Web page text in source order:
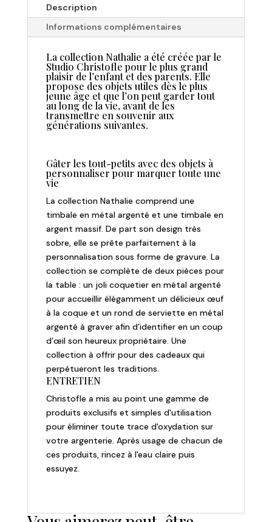
Timbale
Nathalie
métal
argenté
Description
Informations complémentaires
La collection Nathalie a été créée par le
Studio Christofle pour le plus grand
plaisir de l’enfant et des parents. Elle
propose des objets utiles dès le plus
jeune âge et que l’on peut garder tout
au long de la vie, avant de les
transmettre en souvenir aux
générations suivantes.
Gâter les tout-petits avec des objets à
personnaliser pour marquer toute une
vie
La collection Nathalie comprend une
timbale en métal argenté et une timbale en
argent massif. De part son design très
sobre, elle se prête parfaitement à la
personnalisation sous forme de gravure. La
collection se complète de deux pièces pour
la table : un joli coquetier en métal argenté
pour accueillir élégamment un délicieux œuf
à la coque et un rond de serviette en métal
argenté à graver afin d’identifier en un coup
d’œil son heureux propriétaire. Une
collection à offrir pour des cadeaux qui
perpétueront les traditions.
ENTRETIEN
Christofle a mis au point une gamme de
produits exclusifs et simples d'utilisation
pour éliminer toute trace d'oxydation sur
votre argenterie. Après usage de chacun de
ces produits, rincez à l'eau claire puis
essuyez.